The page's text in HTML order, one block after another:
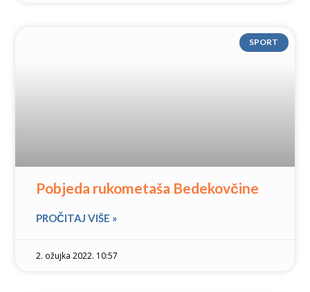
SPORT
Pobjeda rukometaša Bedekovčine
PROČITAJ VIŠE »
2. ožujka 2022. 10:57